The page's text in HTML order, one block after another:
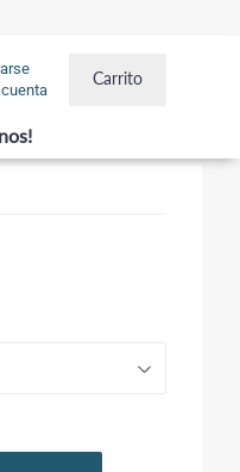
Carrito